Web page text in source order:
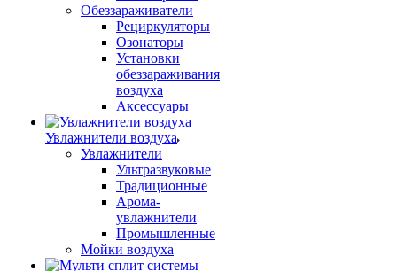
Обеззараживатели
Рециркуляторы
Озонаторы
Установки
обеззараживания
воздуха
Аксессуары
Увлажнители воздуха
Увлажнители
Ультразвуковые
Традиционные
Арома-
увлажнители
Промышленные
Мойки воздуха